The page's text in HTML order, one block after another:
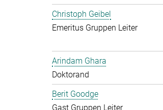
Christoph Geibel
Emeritus Gruppen Leiter
Arindam Ghara
Doktorand
Berit Goodge
Gast Gruppen Leiter